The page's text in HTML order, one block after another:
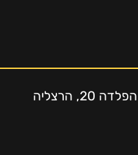
גלגלי הפלדה 20, הרצליה